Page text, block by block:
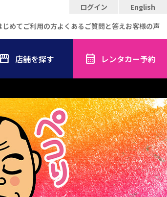
ログイン
English
じめてご利用の方よくあるご質問と答えお客様の声
店舗を探す レンタカー予約